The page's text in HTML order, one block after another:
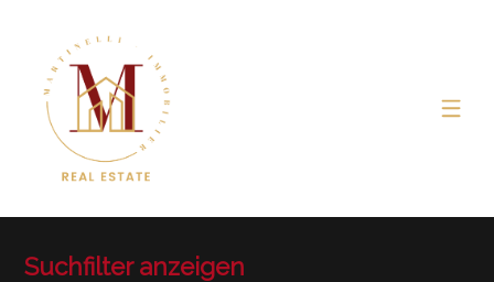
Suchfilter anzeigen